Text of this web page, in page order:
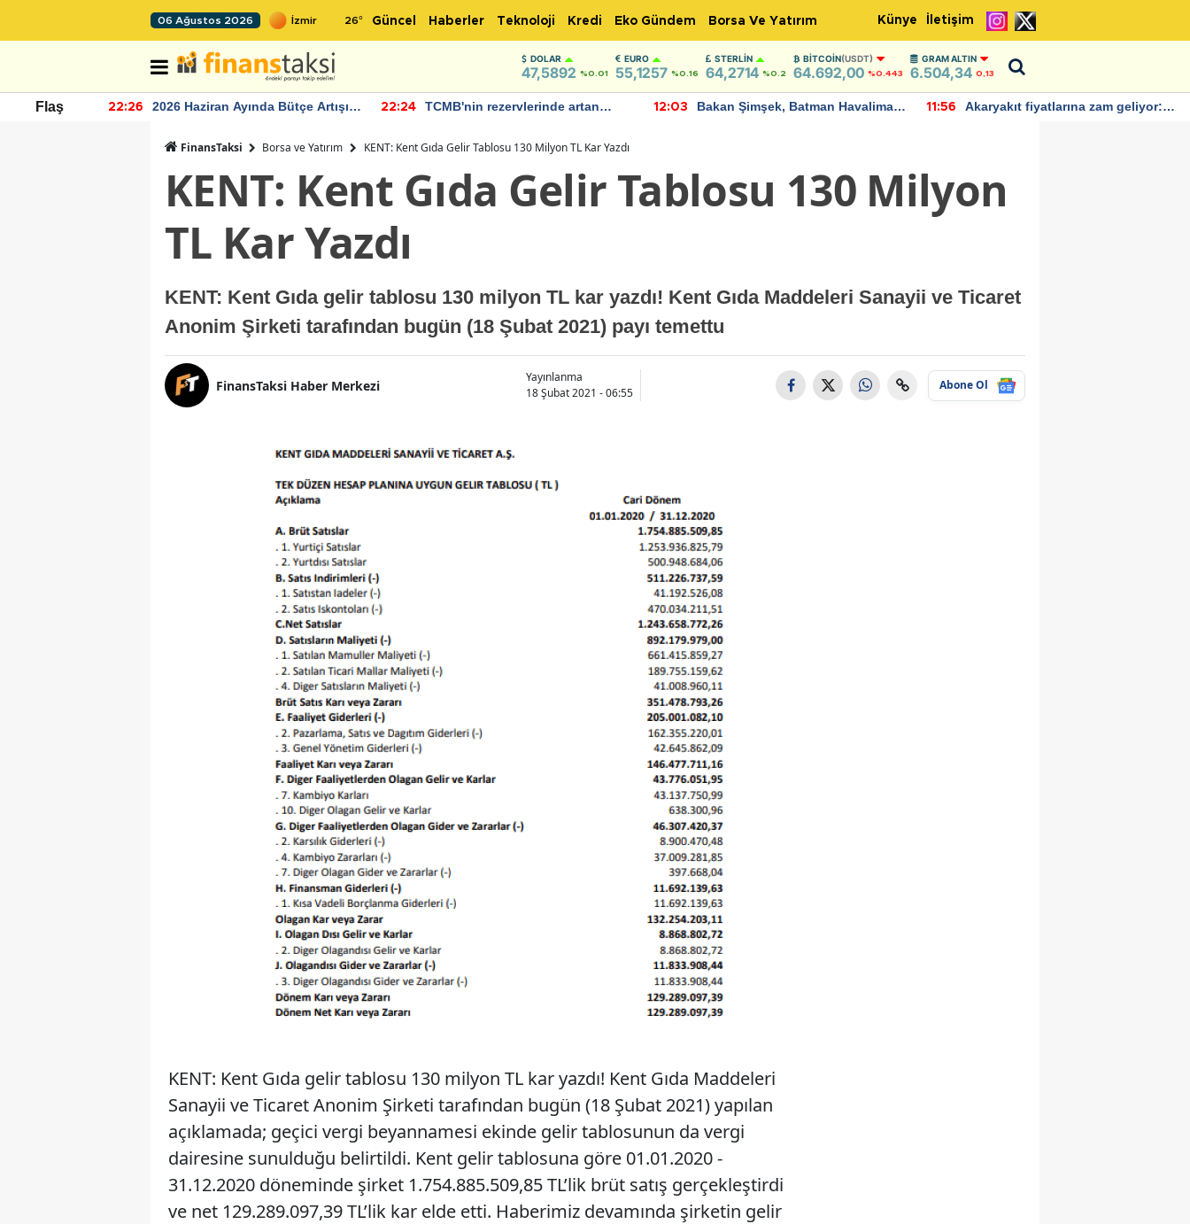
06 Ağustos 2026 26° Güncel Haberler Teknoloji Kredi Eko Gündem Borsa Ve Yatırım Künye İletişim
DOLAR
47,5892 %0.01
EURO
55,1257 %0.16
STERLIN
64,2714 %0.2
BITCOIN(USDT)
64.692,00 %0.443
GRAM ALTIN
6.504,34 0,13
Flaş 22:26
2026 Haziran Ayında Bütçe Artışı
22:24
TCMB'nin rezervlerinde artan
12:03
Bakan Şimşek, Batman Havalimanı
11:56
Akaryakıt fiyatlarına zam geliyor:
FinansTaksi Borsa ve Yatırım KENT: Kent Gıda Gelir Tablosu 130 Milyon TL Kar Yazdı
KENT: Kent Gıda Gelir Tablosu 130 Milyon
TL Kar Yazdı
KENT: Kent Gıda gelir tablosu 130 milyon TL kar yazdı! Kent Gıda Maddeleri Sanayii ve Ticaret
Anonim Şirketi tarafından bugün (18 Şubat 2021) payı temettu
FinansTaksi Haber Merkezi
Yayınlanma
18 Şubat 2021 - 06:55
Abone Ol
KENT: Kent Gıda gelir tablosu 130 milyon TL kar yazdı! Kent Gıda Maddeleri
Sanayii ve Ticaret Anonim Şirketi tarafından bugün (18 Şubat 2021) yapılan
açıklamada; geçici vergi beyannamesi ekinde gelir tablosunun da vergi
dairesine sunulduğu belirtildi. Kent gelir tablosuna göre 01.01.2020 -
31.12.2020 döneminde şirket 1.754.885.509,85 TL’lik brüt satış gerçekleştirdi
ve net 129.289.097,39 TL’lik kar elde etti. Haberimiz devamında şirketin gelir